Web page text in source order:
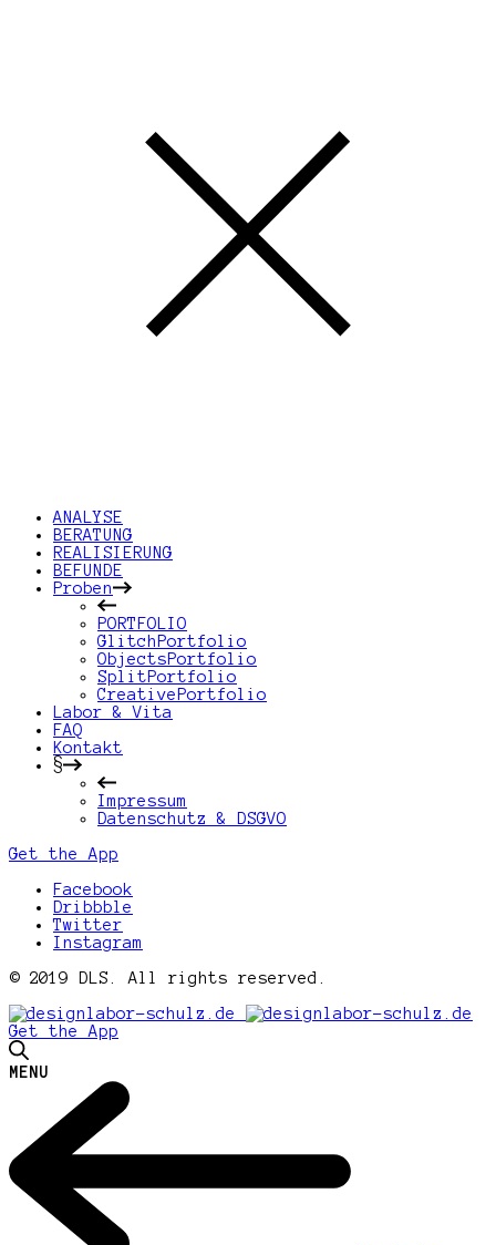
ANALYSE
BERATUNG
REALISIERUNG
BEFUNDE
Proben
PORTFOLIO
GlitchPortfolio
ObjectsPortfolio
SplitPortfolio
CreativePortfolio
Labor & Vita
FAQ
Kontakt
§
Impressum
Datenschutz & DSGVO
Get the App
Facebook
Dribbble
Twitter
Instagram
© 2019 DLS. All rights reserved.
Get the App
MENU